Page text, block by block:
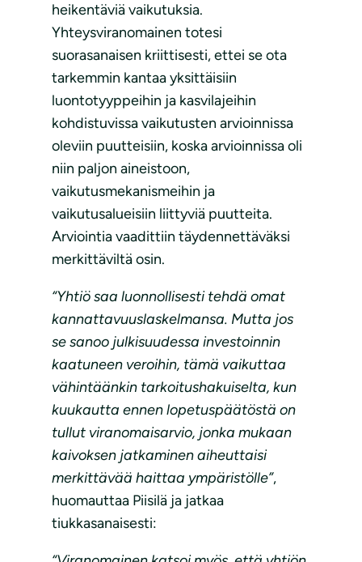
heikentäviä vaikutuksia.
Yhteysviranomainen totesi
suorasanaisen kriittisesti, ettei se ota
tarkemmin kantaa yksittäisiin
luontotyyppeihin ja kasvilajeihin
kohdistuvissa vaikutusten arvioinnissa
oleviin puutteisiin, koska arvioinnissa oli
niin paljon aineistoon,
vaikutusmekanismeihin ja
vaikutusalueisiin liittyviä puutteita.
Arviointia vaadittiin täydennettäväksi
merkittäviltä osin.
“Yhtiö saa luonnollisesti tehdä omat
kannattavuuslaskelmansa. Mutta jos
se sanoo julkisuudessa investoinnin
kaatuneen veroihin, tämä vaikuttaa
vähintäänkin tarkoitushakuiselta, kun
kuukautta ennen lopetuspäätöstä on
tullut viranomaisarvio, jonka mukaan
kaivoksen jatkaminen aiheuttaisi
merkittävää haittaa ympäristölle”,
huomauttaa Piisilä ja jatkaa
tiukkasanaisesti: